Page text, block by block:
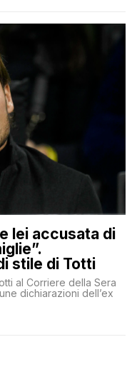
lei accusata di
stile di Totti
al Corriere della Sera
dichiarazioni dell’ex